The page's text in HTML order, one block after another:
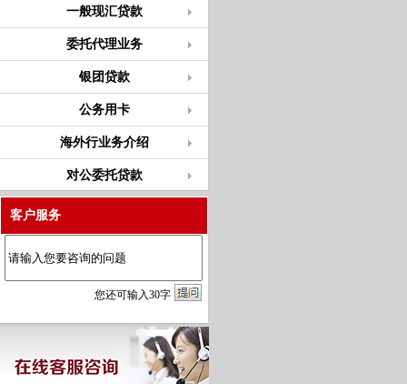
一般现汇贷款
委托代理业务
银团贷款
公务用卡
海外行业务介绍
对公委托贷款
客户服务
您还可输入30字